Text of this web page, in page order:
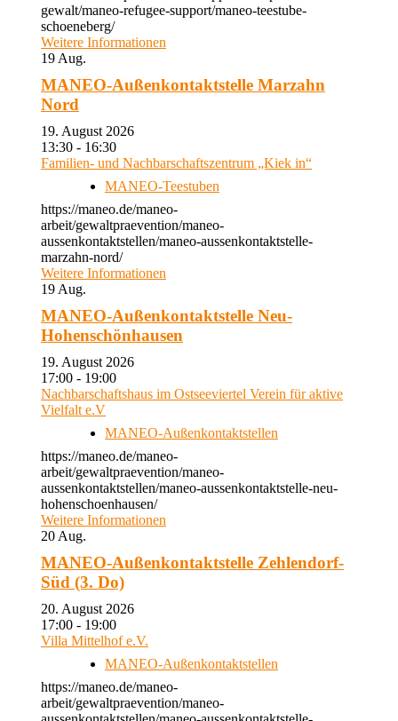
gewalt/maneo-refugee-support/maneo-teestube-
schoeneberg/
Weitere Informationen
19 Aug.
MANEO-Außenkontaktstelle Marzahn
Nord
19. August 2026
13:30 - 16:30
Familien- und Nachbarschaftszentrum „Kiek in“
MANEO-Teestuben
https://maneo.de/maneo-
arbeit/gewaltpraevention/maneo-
aussenkontaktstellen/maneo-aussenkontaktstelle-
marzahn-nord/
Weitere Informationen
19 Aug.
MANEO-Außenkontaktstelle Neu-
Hohenschönhausen
19. August 2026
17:00 - 19:00
Nachbarschaftshaus im Ostseeviertel Verein für aktive
Vielfalt e.V
MANEO-Außenkontaktstellen
https://maneo.de/maneo-
arbeit/gewaltpraevention/maneo-
aussenkontaktstellen/maneo-aussenkontaktstelle-neu-
hohenschoenhausen/
Weitere Informationen
20 Aug.
MANEO-Außenkontaktstelle Zehlendorf-
Süd (3. Do)
20. August 2026
17:00 - 19:00
Villa Mittelhof e.V.
MANEO-Außenkontaktstellen
https://maneo.de/maneo-
arbeit/gewaltpraevention/maneo-